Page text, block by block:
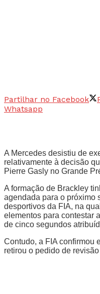
Partilhar no Facebook
Whatsapp
A Mercedes desistiu de
relativamente à decisão
Pierre Gasly no Grande
A formação de Brackley
agendada para o próximo
desportivos da FIA, na
elementos para contestar
de cinco segundos
Contudo, a FIA confirmou
retirou o pedido de